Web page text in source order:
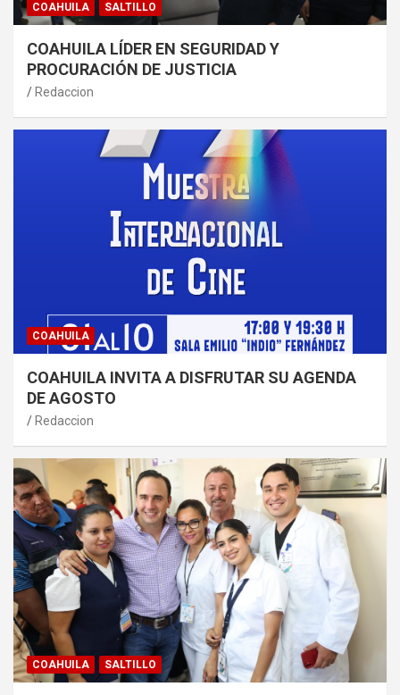
COAHUILA SALTILLO
COAHUILA LÍDER EN SEGURIDAD Y
PROCURACIÓN DE JUSTICIA
Redaccion
COAHUILA
COAHUILA INVITA A DISFRUTAR SU AGENDA
DE AGOSTO
Redaccion
COAHUILA SALTILLO